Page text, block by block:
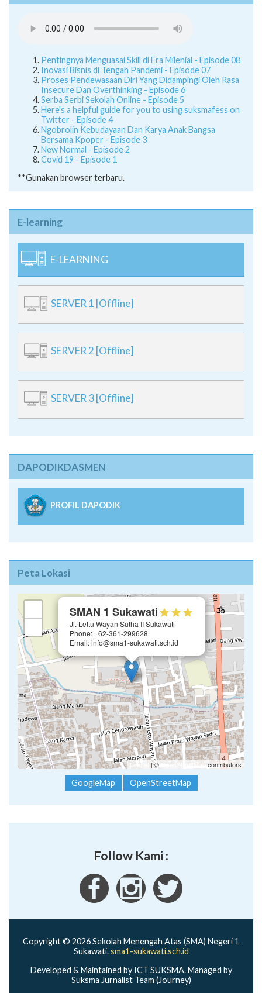
Pentingnya Menguasai Skill di Era Milenial - Episode 08
Inovasi Bisnis di Tengah Pandemi - Episode 07
Proses Pendewasaan Diri Yang Didampingi Oleh Rasa
Insecure Dan Overthinking - Episode 6
Serba Serbi Sekolah Online - Episode 5
Here's a helpful guide for you to using suksmafess on
Twitter - Episode 4
Ngobrolin Kebudayaan Dan Karya Anak Bangsa
Bersama Kpoper - Episode 3
New Normal - Episode 2
Covid 19 - Episode 1
**Gunakan browser terbaru.
E-learning
E-LEARNING
SERVER 1 [Offline]
SERVER 2 [Offline]
SERVER 3 [Offline]
DAPODIKDASMEN
PROFIL DAPODIK
Peta Lokasi
SMAN 1 Sukawati
Jl. Lettu Wayan Sutha II Sukawati
Phone: +62-361-299628
Email: info@sma1-sukawati.sch.id
Leaflet | ©OpenStreetMap contributors
GoogleMap OpenStreetMap
Follow Kami :
Copyright © 2026 Sekolah Menengah Atas (SMA) Negeri 1
Sukawati.sma1-sukawati.sch.id
Developed & Maintained by ICT SUKSMA. Managed by
Suksma Jurnalist Team (Journey)